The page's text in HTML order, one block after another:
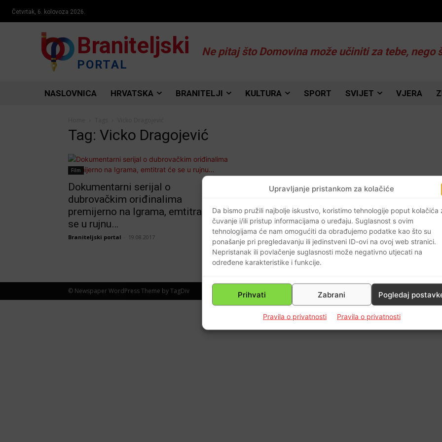
Upravljanje pristankom za kolačiće
Da bismo pružili najbolje iskustvo, koristimo tehnologije poput kolačića
čuvanje i/ili pristup informacijama o uređaju. Suglasnost s ovim
tehnologijama će nam omogućiti da obrađujemo podatke kao što su
ponašanje pri pregledavanju ili jedinstveni ID-ovi na ovoj web stranici.
Nepristanak ili povlačenje suglasnosti može negativno utjecati na
određene karakteristike i funkcije.
Prihvati Zabrani Pogledaj
Pravila o privatnosti Pravila o privatnosti
Četvrtak, 6. kolovoza 2026.
Braniteljski
PORTAL
Ne pitaj što Domovina može učiniti za tebe, nego
NASLOVNICA HRVATSKA BRANITELJI KULTURA SPORT SVIJET VJERA
Tag: Vicko Dragojević
Film
Dokumentarni serijal o
dubrovačkim oriđinalima
premijerno na Igrama, emtitrat će
se u rujnu…
Braniteljski portal 19.08.2017
© Newspaper WordPress Theme by TagDiv